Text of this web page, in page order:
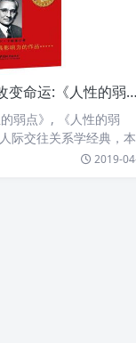
命运:《人性的弱点》
弱点》, 《人性的弱
际交往关系学经典，
2019-